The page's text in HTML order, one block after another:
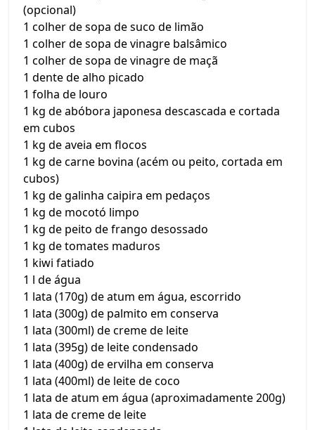
(opcional)
1 colher de sopa de suco de limão
1 colher de sopa de vinagre balsâmico
1 colher de sopa de vinagre de maçã
1 dente de alho picado
1 folha de louro
1 kg de abóbora japonesa descascada e cortada
em cubos
1 kg de aveia em flocos
1 kg de carne bovina (acém ou peito, cortada em
cubos)
1 kg de galinha caipira em pedaços
1 kg de mocotó limpo
1 kg de peito de frango desossado
1 kg de tomates maduros
1 kiwi fatiado
1 l de água
1 lata (170g) de atum em água, escorrido
1 lata (300g) de palmito em conserva
1 lata (300ml) de creme de leite
1 lata (395g) de leite condensado
1 lata (400g) de ervilha em conserva
1 lata (400ml) de leite de coco
1 lata de atum em água (aproximadamente 200g)
1 lata de creme de leite